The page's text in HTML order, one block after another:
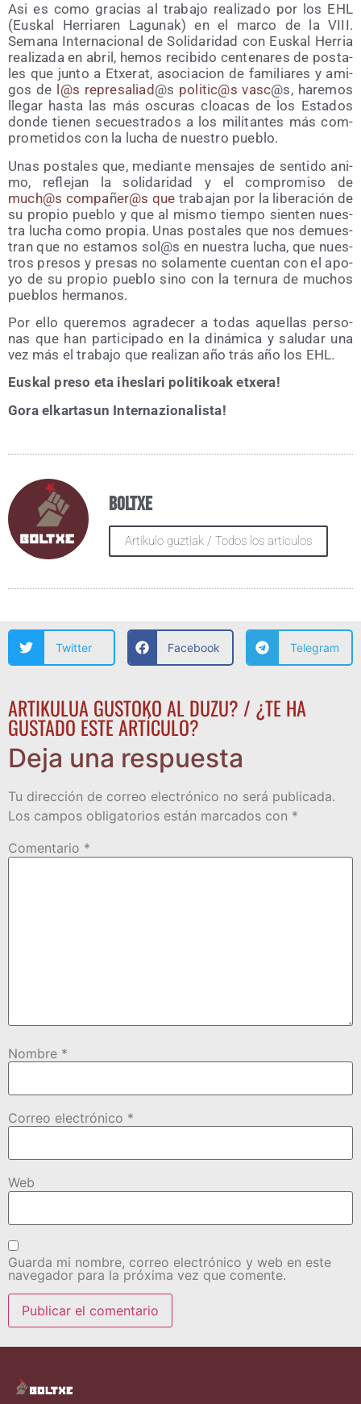
Asi es como gra­cias al tra­ba­jo rea­li­za­do por los EHL
(Eus­kal Herria­ren Lagu­nak) en el mar­co de la VIII.
Sema­na Inter­na­cio­nal de Soli­da­ri­dad con Eus­kal Herria
rea­li­za­da en abril, hemos reci­bi­do cen­te­na­res de pos­ta­
les que jun­to a Etxe­rat, aso­cia­cion de fami­lia­res y ami­
gos de l@s repre­sa­liad @s politic@s vasc@s, hare­mos
lle­gar has­ta las más oscu­ras cloa­cas de los Esta­dos
don­de tie­nen secues­tra­dos a los mili­tan­tes más com­
pro­me­ti­dos con la lucha de nues­tro pueblo.
Unas pos­ta­les que, median­te men­sa­jes de sen­ti­do ani­
mo, refle­jan la soli­da­ri­dad y el com­pro­mi­so de
much@s com­pañer@s que tra­ba­jan por la libe­ra­ción de
su pro­pio pue­blo y que al mis­mo tiem­po sien­ten nues­
tra lucha como pro­pia. Unas pos­ta­les que nos demues­
tran que no esta­mos sol@s en nues­tra lucha, que nues­
tros pre­sos y pre­sas no sola­men­te cuen­tan con el apo­
yo de su pro­pio pue­blo sino con la ter­nu­ra de muchos
pue­blos hermanos.
Por ello que­re­mos agra­de­cer a todas aque­llas per­so­
nas que han par­ti­ci­pa­do en la diná­mi­ca y salu­dar una
vez más el tra­ba­jo que rea­li­zan año trás año los EHL.
Eus­kal pre­so eta ihes­la­ri poli­ti­koak etxera!
Gora elkar­ta­sun Internazionalista!
Boltxe
Artikulo guztiak / Todos los artículos
Twitter Facebook Telegram
ARTIKULUA GUSTOKO AL DUZU? / ¿TE HA
GUSTADO ESTE ARTÍCULO?
Deja una respuesta
Tu dirección de correo electrónico no será publicada.
Los campos obligatorios están marcados con *
Comentario *
Nombre *
Correo electrónico *
Web
Guarda mi nombre, correo electrónico y web en este
navegador para la próxima vez que comente.